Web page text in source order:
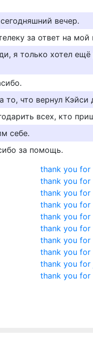
вечер.
за ответ на мой
я только хотел ещё
то, что вернул Кэйси
всех, кто
себе.
за помощь.
thank you for
thank you for
thank you for
thank you for
thank you for
thank you for
thank you for
thank you for
thank you for
thank you for